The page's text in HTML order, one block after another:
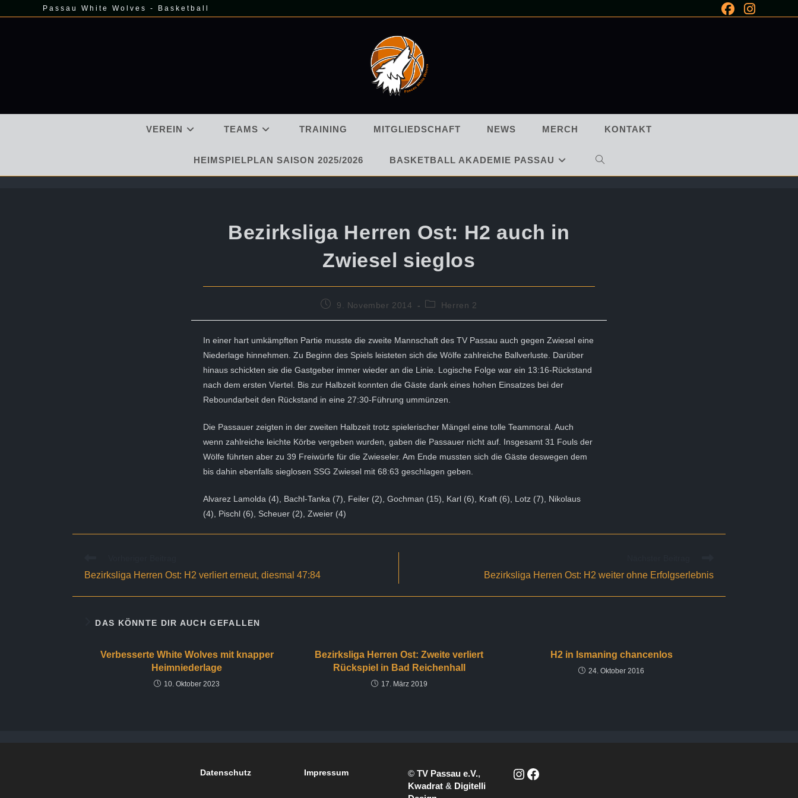
Passau White Wolves - Basketball
VEREIN TEAMS TRAINING MITGLIEDSCHAFT NEWS MERCH KONTAKT
HEIMSPIELPLAN SAISON 2025/2026 BASKETBALL AKADEMIE PASSAU WEBSITE-
Bezirksliga Herren Ost: H2 auch in
Zwiesel sieglos
Beitrag9. November 2014
Beitrags-
Herren 2
In einer hart umkämpften Partie musste die zweite Mannschaft des TV Passau auch gegen Zwiesel eine
Niederlage hinnehmen. Zu Beginn des Spiels leisteten sich die Wölfe zahlreiche Ballverluste. Darüber
hinaus schickten sie die Gastgeber immer wieder an die Linie. Logische Folge war ein 13:16-Rückstand
nach dem ersten Viertel. Bis zur Halbzeit konnten die Gäste dank eines hohen Einsatzes bei der
Reboundarbeit den Rückstand in eine 27:30-Führung ummünzen.
Die Passauer zeigten in der zweiten Halbzeit trotz spielerischer Mängel eine tolle Teammoral. Auch
wenn zahlreiche leichte Körbe vergeben wurden, gaben die Passauer nicht auf. Insgesamt 31 Fouls der
Wölfe führten aber zu 39 Freiwürfe für die Zwieseler. Am Ende mussten sich die Gäste deswegen dem
bis dahin ebenfalls sieglosen SSG Zwiesel mit 68:63 geschlagen geben.
Alvarez Lamolda (4), Bachl-Tanka (7), Feiler (2), Gochman (15), Karl (6), Kraft (6), Lotz (7), Nikolaus
(4), Pischl (6), Scheuer (2), Zweier (4)
ansehen
Bezirksliga Herren Ost: H2 verliert erneut, diesmal 47:84 Bezirksliga Herren Ost: H2 weiter ohne Erfolgserlebnis
DAS KÖNNTE DIR AUCH GEFALLEN
Verbesserte White Wolves mit knapper
Heimniederlage
10. Oktober 2023
Bezirksliga Herren Ost: Zweite verliert
Rückspiel in Bad Reichenhall
17. März 2019
H2 in Ismaning chancenlos
24. Oktober 2016
Datenschutz Impressum © TV Passau e.V.,
Kwadrat & Digitelli
https://www.instagram.com/passauwhitewolves/?hl=de Facebook